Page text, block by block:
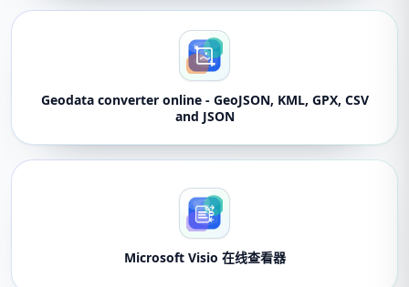
Geodata converter online - GeoJSON, KML, GPX, CSV
and JSON
Microsoft Visio 在线查看器